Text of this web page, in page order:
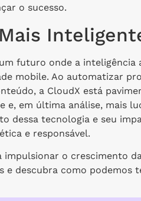
o sucesso.
futuro onde a
mobile. Ao automatizar
a CloudX está
em última análise, mais
dessa tecnologia e seu
e responsável.
impulsionar o crescimento
e descubra como podemos